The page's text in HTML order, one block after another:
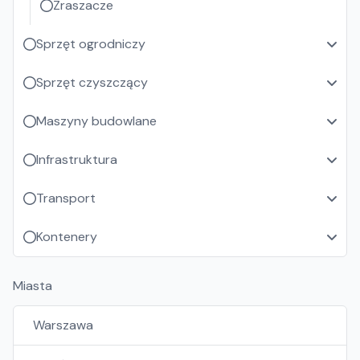
Zraszacze
Sprzęt ogrodniczy
Sprzęt czyszczący
Maszyny budowlane
Infrastruktura
Transport
Kontenery
Miasta
Warszawa